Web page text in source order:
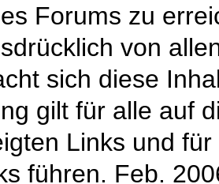
Forums zu
von
sich diese
gilt für alle auf
Links und
führen. Feb.